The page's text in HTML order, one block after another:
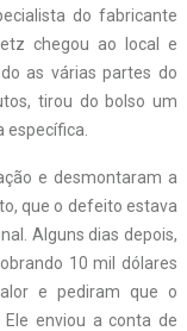
do fabricante
chegou ao local e
as várias partes do
tirou do bolso um
específica.
e desmontaram a
que o defeito estava
Alguns dias depois,
10 mil dólares
e pediram que o
Ele enviou a conta de